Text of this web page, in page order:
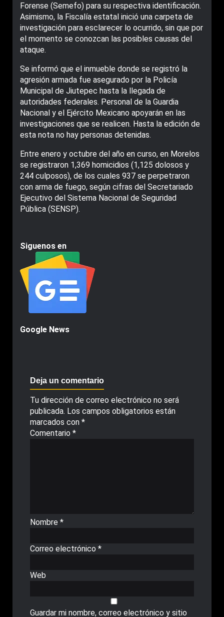
Forense (Semefo) para su respectiva identificación.
Asimismo, la Fiscalía estatal inició una carpeta de
investigación para esclarecer lo ocurrido, sin que por
el momento se conozcan las posibles causas del
ataque.
Se informó que el inmueble donde se registró la
agresión armada fue asegurado por la Policía
Municipal de Jiutepec hasta la llegada de
autoridades federales. Personal de la Guardia
Nacional y el Ejército Mexicano apoyarán en las
investigaciones que se realicen. Hasta la edición de
esta nota no hay personas detenidas.
Entre enero y octubre del año en curso, en Morelos
se registraron 1,369 homicidios (1,125 dolosos y
244 culposos), de los cuales 937 se perpetraron
con arma de fuego, según cifras del Secretariado
Ejecutivo del Sistema Nacional de Seguridad
Pública (SENSP).
Siguenos en
Google News
Deja un comentario
Tu dirección de correo electrónico no será
publicada. Los campos obligatorios están
marcados con *
Comentario *
Nombre *
Correo electrónico *
Web
Guardar mi nombre, correo electrónico y sitio